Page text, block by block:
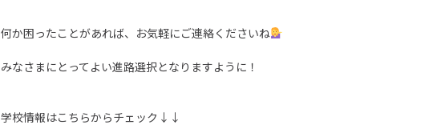
何か困ったことがあれば、お気軽にご連絡くださいね
みなさまにとってよい進路選択となりますように！
学校情報はこちらからチェック↓↓